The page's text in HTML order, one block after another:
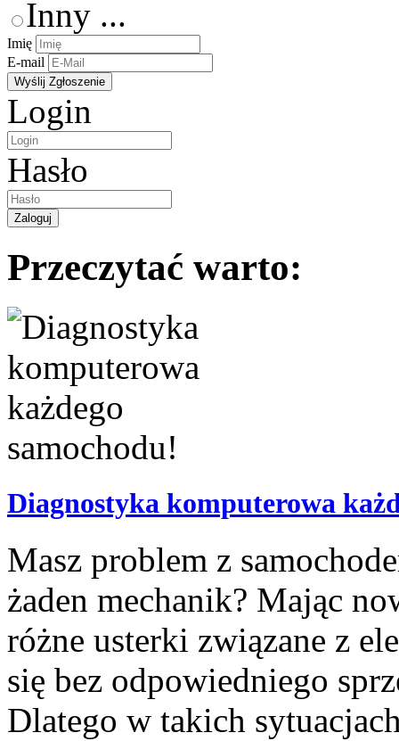
Inny ...
Imię
E-mail
Login
Hasło
Przeczytać warto:
Diagnostyka komputerowa
Masz problem z
żaden mechanik? Mając
różne usterki związane z
się bez odpowiedniego
Dlatego w takich